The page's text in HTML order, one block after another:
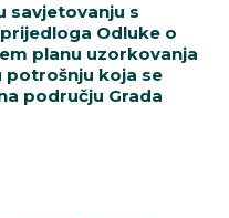
savjetovanju s
Odluke o
planu uzorkovanja
potrošnju koja se
području Grada